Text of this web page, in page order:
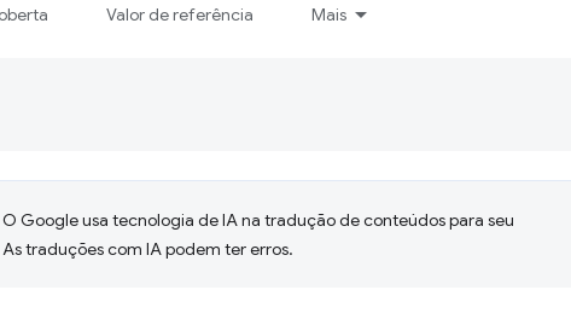
Valor de referência Mais
O Google usa tecnologia de IA na tradução de conteúdos para seu
traduções com IA podem ter erros.